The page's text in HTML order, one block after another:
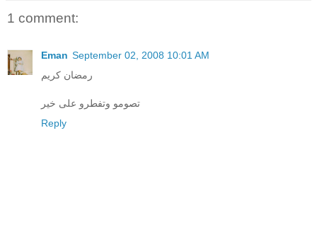
1 comment:
Eman September 02, 2008 10:01 AM
رمضان كريم
تصومو وتفطرو على خير
Reply